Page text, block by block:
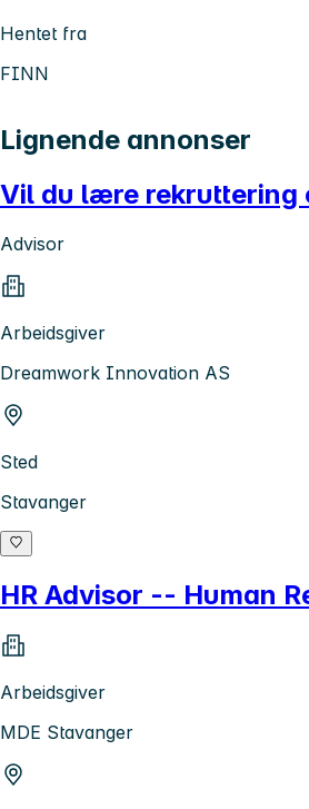
Hentet fra
FINN
Lignende annonser
Vil du lære rekruttering
Advisor
Arbeidsgiver
Dreamwork Innovation AS
Sted
Stavanger
HR Advisor -- Human
Arbeidsgiver
MDE Stavanger